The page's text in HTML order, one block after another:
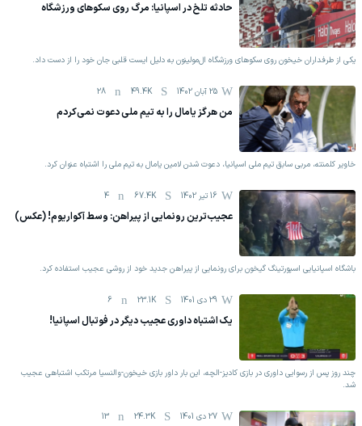
حادثه تلخ در اسپانیا: مرگ روی سکوهای ورزشگاه
یکی از طرفداران خیخون روی سکوهای ورزشگاه ال‌مولینون به دلیل ایست قلبی جان خود را از دست داد.
25 آبان 1402 49.4K
28
من هرگز یامال را به تیم ملی دعوت نمی‌کردم
خاویر کلمنته، مربی سابق تیم ملی اسپانیا، دعوت شدن لامین یامال به تیم ملی را اشتباه عنوان کرد.
16 تیر 1402 67.4K
4
عجیب‌ترین رونمایی از پیراهن: وسط آکواریوم! (عکس)
باشگاه اسپانیایی اسپورتینگ گیخون برای رونمایی از پیراهن جدید خود از روشی عجیب استفاده کرد.
29 دی 1401 23.1K
6
یک اشتباه داوری عجیب دیگر در فوتبال اسپانیا!
چند روز پس از رسوایی داوری در بازی کادیز-الچه، این بار داور بازی خیخون-والنسیا مرتکب اشتباهی عجیب
شد.
27 دی 1401 24.3K
13